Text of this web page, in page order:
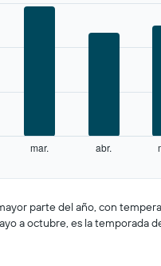
mar. abr.
parte del año, con
a octubre, es la temporada